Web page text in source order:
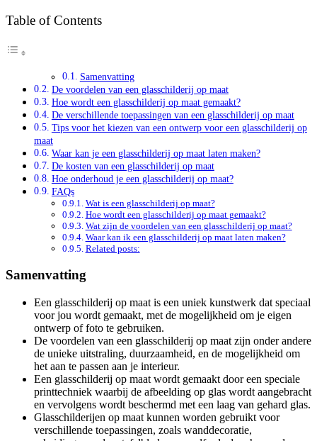
Table of Contents
Samenvatting
De voordelen van een glasschilderij op maat
Hoe wordt een glasschilderij op maat gemaakt?
De verschillende toepassingen van een glasschilderij op maat
Tips voor het kiezen van een ontwerp voor een glasschilderij op
maat
Waar kan je een glasschilderij op maat laten maken?
De kosten van een glasschilderij op maat
Hoe onderhoud je een glasschilderij op maat?
FAQs
Wat is een glasschilderij op maat?
Hoe wordt een glasschilderij op maat gemaakt?
Wat zijn de voordelen van een glasschilderij op maat?
Waar kan ik een glasschilderij op maat laten maken?
Related posts:
Samenvatting
Een glasschilderij op maat is een uniek kunstwerk dat speciaal
voor jou wordt gemaakt, met de mogelijkheid om je eigen
ontwerp of foto te gebruiken.
De voordelen van een glasschilderij op maat zijn onder andere
de unieke uitstraling, duurzaamheid, en de mogelijkheid om
het aan te passen aan je interieur.
Een glasschilderij op maat wordt gemaakt door een speciale
printtechniek waarbij de afbeelding op glas wordt aangebracht
en vervolgens wordt beschermd met een laag van gehard glas.
Glasschilderijen op maat kunnen worden gebruikt voor
verschillende toepassingen, zoals wanddecoratie,